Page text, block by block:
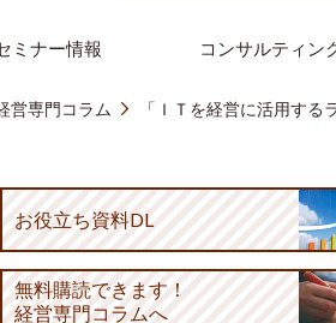
ミナー情報 コンサルティン
営専門コラム 「ＩＴを経営に活用する
お役立ち資料DL
無料購読できます！
経営専門コラムへ